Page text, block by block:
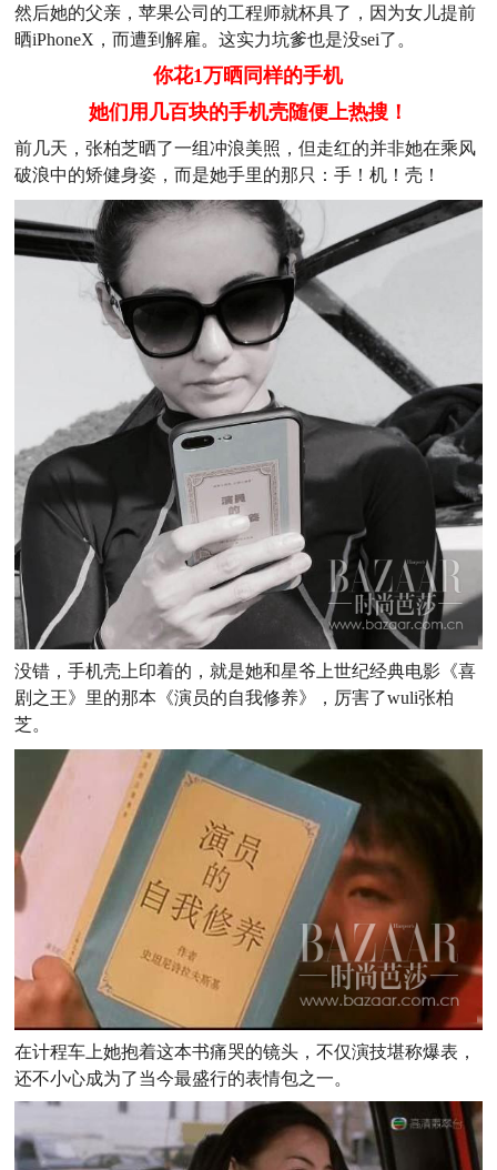
然后她的父亲，苹果公司的工程师就杯具了，因为女儿提前
晒iPhoneX，而遭到解雇。这实力坑爹也是没sei了。
你花1万晒同样的手机
她们用几百块的手机壳随便上热搜！
前几天，张柏芝晒了一组冲浪美照，但走红的并非她在乘风
破浪中的矫健身姿，而是她手里的那只：手！机！壳！
没错，手机壳上印着的，就是她和星爷上世纪经典电影《喜
剧之王》里的那本《演员的自我修养》，厉害了wuli张柏
芝。
在计程车上她抱着这本书痛哭的镜头，不仅演技堪称爆表，
还不小心成为了当今最盛行的表情包之一。